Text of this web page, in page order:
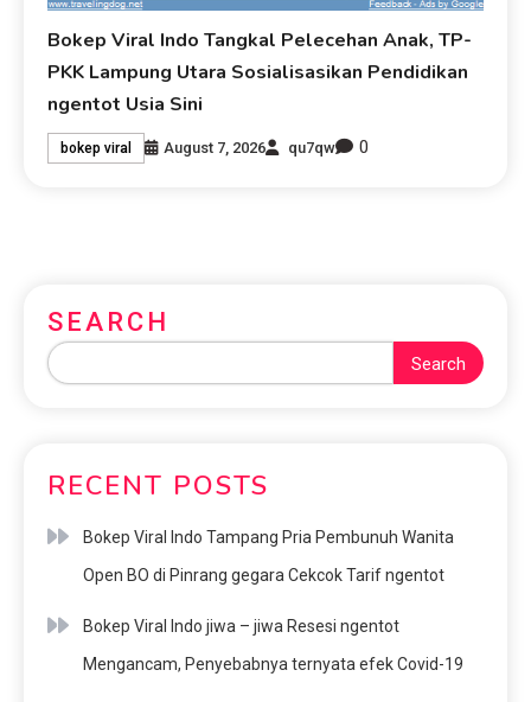
Bokep Viral Indo Tangkal Pelecehan Anak, TP-
PKK Lampung Utara Sosialisasikan Pendidikan
ngentot Usia Sini
bokep viral August 7, 2026 qu7qw 0
SEARCH
Search
RECENT POSTS
Bokep Viral Indo Tampang Pria Pembunuh Wanita
Open BO di Pinrang gegara Cekcok Tarif ngentot
Bokep Viral Indo jiwa – jiwa Resesi ngentot
Mengancam, Penyebabnya ternyata efek Covid-19